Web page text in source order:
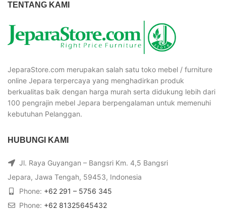
TENTANG KAMI
JeparaStore.com merupakan salah satu toko mebel / furniture
online Jepara terpercaya yang menghadirkan produk
berkualitas baik dengan harga murah serta didukung lebih dari
100 pengrajin mebel Jepara berpengalaman untuk memenuhi
kebutuhan Pelanggan.
HUBUNGI KAMI
Jl. Raya Guyangan – Bangsri Km. 4,5 Bangsri
Jepara, Jawa Tengah, 59453, Indonesia
Phone: +62 291 – 5756 345
Phone: +62 81325645432